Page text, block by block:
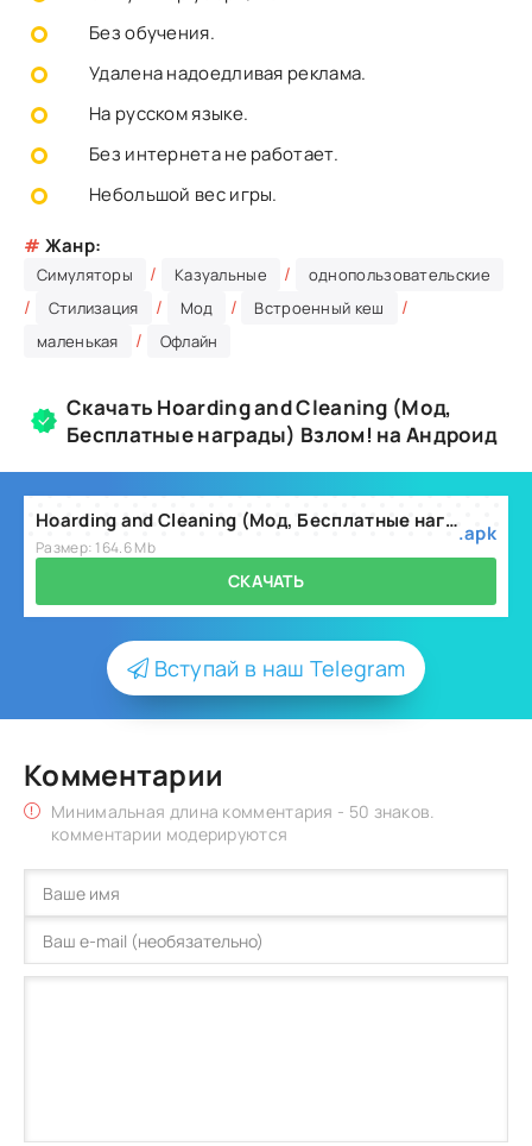
Без обучения.
Удалена надоедливая реклама.
На русском языке.
Без интернета не работает.
Небольшой вес игры.
# Жанр:
Симуляторы / Казуальные / однопользовательские
/ Стилизация / Мод / Встроенный кеш /
маленькая / Офлайн
Скачать Hoarding and Cleaning (Мод,
Бесплатные награды) Взлом! на Андроид
Hoarding and Cleaning (Мод, Бесплатные награды) v1.2.8
Размер: 164.6 Mb
.apk
СКАЧАТЬ
Вступай в наш Telegram
Комментарии
Минимальная длина комментария - 50 знаков.
комментарии модерируются